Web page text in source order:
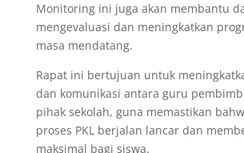
Monitoring ini juga akan membantu
mengevaluasi dan meningkatkan
masa mendatang.
Rapat ini bertujuan untuk
dan komunikasi antara guru
pihak sekolah, guna memastikan
proses PKL berjalan lancar dan
maksimal bagi siswa.